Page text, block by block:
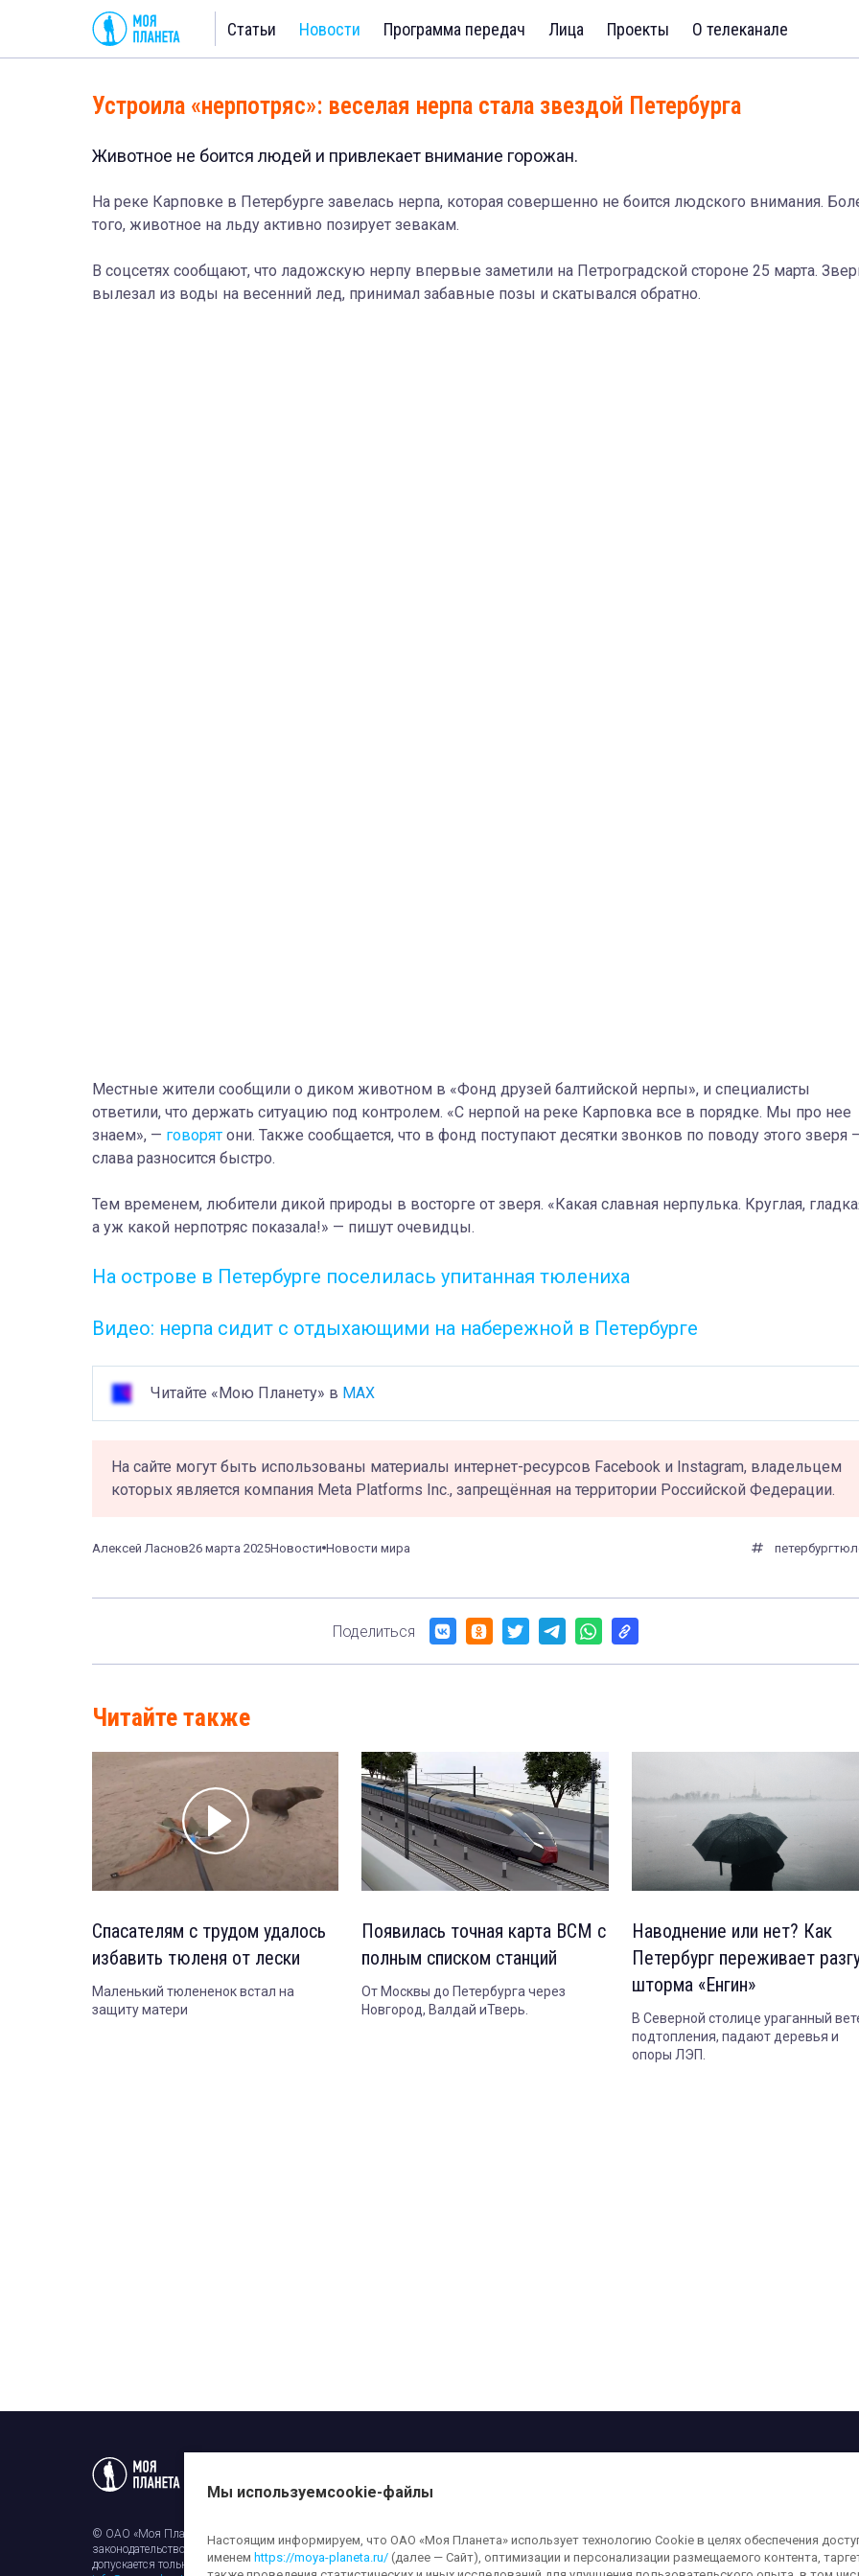
Статьи Новости Программа передач Лица Проекты О телеканале
Устроила «нерпотряс»: веселая нерпа стала звездой Петербурга
Животное не боится людей и привлекает внимание горожан.
На реке Карповке в Петербурге завелась нерпа, которая совершенно не боится людского внимания.
того, животное на льду активно позирует зевакам.
В соцсетях сообщают, что ладожскую нерпу впервые заметили на Петроградской стороне 25 марта.
вылезал из воды на весенний лед, принимал забавные позы и скатывался обратно.
Местные жители сообщили о диком животном в «Фонд друзей балтийской нерпы», и специалисты
ответили, что держать ситуацию под контролем. «С нерпой на реке Карповка все в порядке. Мы про нее
знаем», — говорят они. Также сообщается, что в фонд поступают десятки звонков по поводу этого зверя
слава разносится быстро.
Тем временем, любители дикой природы в восторге от зверя. «Какая славная нерпулька. Круглая,
а уж какой нерпотряс показала!» — пишут очевидцы.
На острове в Петербурге поселилась упитанная тюлениха
Видео: нерпа сидит с отдыхающими на набережной в Петербурге
Читайте «Мою Планету» в MAX
На сайте могут быть использованы материалы интернет-ресурсов Facebook и Instagram, владельцем
которых является компания Meta Platforms Inc., запрещённая на территории Российской Федерации.
Алексей Ласнов26 марта 2025Новости Новости мира петербург
Поделиться
Читайте также
Спасателям с трудом удалось
избавить тюленя от лески
Маленький тюлененок встал на
защиту матери
Появилась точная карта ВСМ с
полным списком станций
От Москвы до Петербурга через
Новгород, Валдай иТверь.
Наводнение или нет? Как
Петербург переживает
шторма «Енгин»
В Северной столице ураганный
подтопления, падают деревья и
опоры ЛЭП.
© ОАО «Моя Планета». Все права на любые материалы, опубликованные на сайте, защищены в соответствии с российским и международным
законодательством об авторском праве и смежных правах. Использование любых аудио-, фото- и видеоматериалов, размещенных на сайте,
допускается только с разрешения правообладателя и ссылкой на сайтmoya-planeta.ru. Адрес для направления юридически значимых
Мы используемcookie-файлы
Настоящим информируем, что ОАО «Моя Планета» использует технологию Cookie в целях обеспечения
именем https://moya-planeta.ru/ (далее — Сайт), оптимизации и персонализации размещаемого контента,